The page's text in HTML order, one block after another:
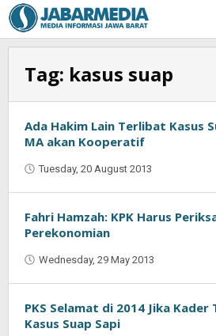
Skip
to
content
Tag: kasus suap
Ada Hakim Lain Terlibat Kasus
MA akan Kooperatif
Tuesday, 20 August 2013
Fahri Hamzah: KPK Harus
Perekonomian
Wednesday, 29 May 2013
PKS Selamat di 2014 Jika
Kasus Suap Sapi